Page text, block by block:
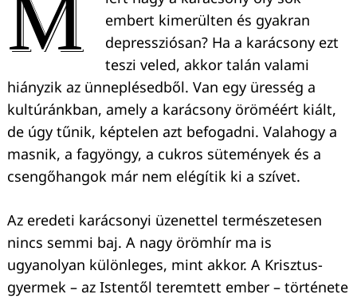
M
embert kimerülten és gyakran
depressziósan? Ha a karácsony ezt
teszi veled, akkor talán valami
hiányzik az ünneplésedből. Van egy üresség a
kultúránkban, amely a karácsony öröméért kiált,
de úgy tűnik, képtelen azt befogadni. Valahogy a
masnik, a fagyöngy, a cukros sütemények és a
csengőhangok már nem elégítik ki a szívet.
Az eredeti karácsonyi üzenettel természetesen
nincs semmi baj. A nagy örömhír ma is
ugyanolyan különleges, mint akkor. A Krisztus-
gyermek – az Istentől teremtett ember – története